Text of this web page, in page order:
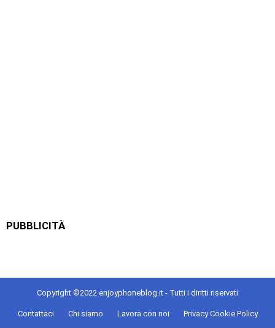
PUBBLICITÀ
Copyright ©2022 enjoyphoneblog.it - Tutti i diritti riservati
Contattaci Chi siamo Lavora con noi Privacy Cookie Policy